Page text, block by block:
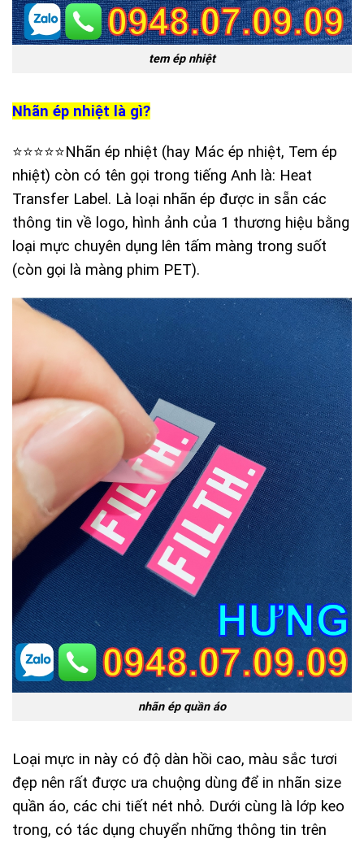
tem ép nhiệt
Nhãn ép nhiệt là gì?
⭐️⭐️⭐️⭐️⭐️Nhãn ép nhiệt (hay Mác ép nhiệt, Tem ép
nhiệt) còn có tên gọi trong tiếng Anh là: Heat
Transfer Label. Là loại nhãn ép được in sẵn các
thông tin về logo, hình ảnh của 1 thương hiệu bằng
loại mực chuyên dụng lên tấm màng trong suốt
(còn gọi là màng phim PET).
nhãn ép quần áo
Loại mực in này có độ dàn hồi cao, màu sắc tươi
đẹp nên rất được ưa chuộng dùng để in nhãn size
quần áo, các chi tiết nét nhỏ. Dưới cùng là lớp keo
trong, có tác dụng chuyển những thông tin trên